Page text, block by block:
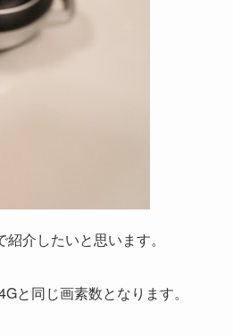
介したいと思います。
と同じ画素数となります。